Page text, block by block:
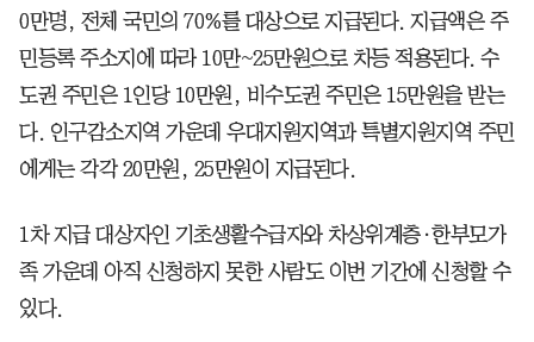
0만명, 전체 국민의 70%를 대상으로 지급된다. 지급액은 주
민등록 주소지에 따라 10만~25만원으로 차등 적용된다. 수
도권 주민은 1인당 10만원, 비수도권 주민은 15만원을 받는
다. 인구감소지역 가운데 우대지원지역과 특별지원지역 주민
에게는 각각 20만원, 25만원이 지급된다.
1차 지급 대상자인 기초생활수급자와 차상위계층·한부모가
족 가운데 아직 신청하지 못한 사람도 이번 기간에 신청할 수
있다.